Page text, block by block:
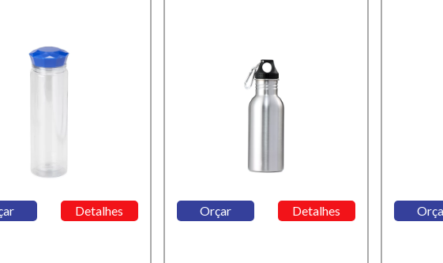
Detalhes Orçar Detalhes